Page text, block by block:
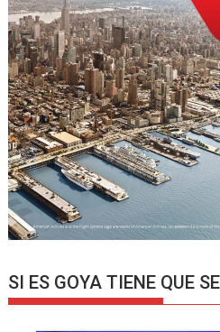
SI ES GOYA TIENE QUE